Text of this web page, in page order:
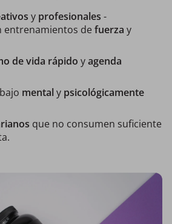
y profesionales -
entrenamientos de fuerza y
de vida rápido yagenda
mentaly psicológicamente
que no consumen suficiente